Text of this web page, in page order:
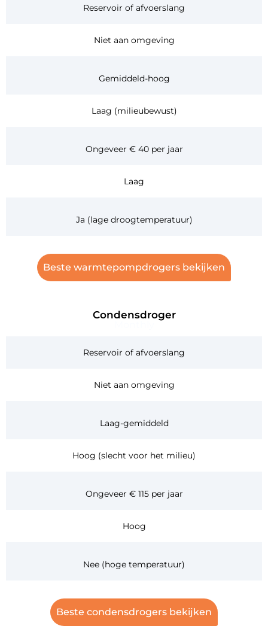
Reservoir of afvoerslang
Niet aan omgeving
Gemiddeld-hoog
Laag (milieubewust)
Ongeveer € 40 per jaar
Laag
Ja (lage droogtemperatuur)
Beste warmtepompdrogers bekijken
Condensdroger
Reservoir of afvoerslang
Niet aan omgeving
Laag-gemiddeld
Hoog (slecht voor het milieu)
Ongeveer € 115 per jaar
Hoog
Nee (hoge temperatuur)
Beste condensdrogers bekijken